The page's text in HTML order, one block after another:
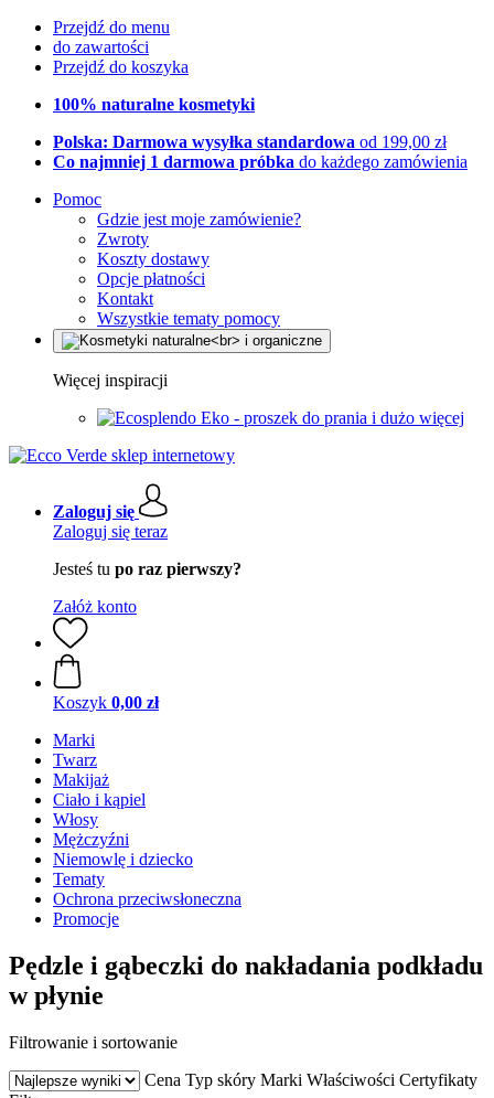
Przejdź do menu
do zawartości
Przejdź do koszyka
100% naturalne kosmetyki
Polska: Darmowa wysyłka standardowa od 199,00 zł
Co najmniej 1 darmowa próbka do każdego zamówienia
Pomoc
Gdzie jest moje zamówienie?
Zwroty
Koszty dostawy
Opcje płatności
Kontakt
Wszystkie tematy pomocy
Więcej inspiracji
Eko - proszek do prania i dużo więcej
Zaloguj się
Zaloguj się teraz
Jesteś tu po raz pierwszy?
Załóż konto
Koszyk 0,00 zł
Marki
Twarz
Makijaż
Ciało i kąpiel
Włosy
Mężczyźni
Niemowlę i dziecko
Tematy
Ochrona przeciwsłoneczna
Promocje
Pędzle i gąbeczki do nakładania podkładu
w płynie
Filtrowanie i sortowanie
Cena Typ skóry Marki Właściwości Certyfikaty